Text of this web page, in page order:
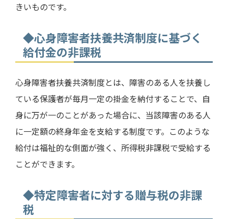
きいものです。
◆心身障害者扶養共済制度に基づく
給付金の非課税
心身障害者扶養共済制度とは、障害のある人を扶養し
ている保護者が毎月一定の掛金を納付することで、自
身に万が一のことがあった場合に、当該障害のある人
に一定額の終身年金を支給する制度です。このような
給付は福祉的な側面が強く、所得税非課税で受給する
ことができます。
◆特定障害者に対する贈与税の非課
税